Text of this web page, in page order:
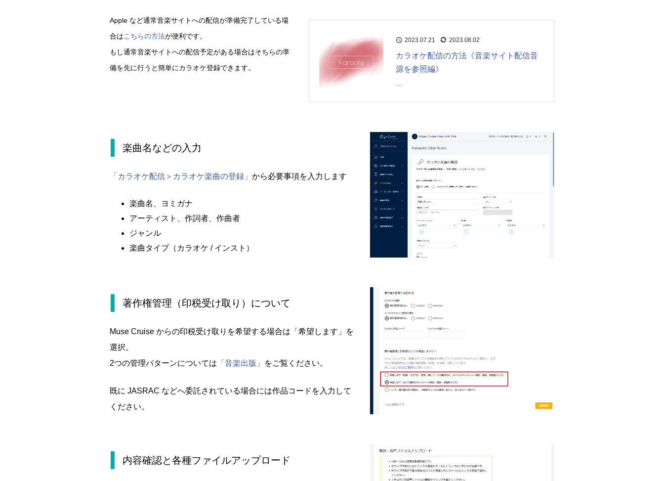
Apple など通常音楽サイトへの配信が準備完了している場
合はこちらの方法が便利です。
もし通常音楽サイトへの配信予定がある場合はそちらの準
備を先に行うと簡単にカラオケ登録できます。
2023.07.21 2023.08.02
カラオケ配信の方法《音楽サイト配信音
源を参照編》
…
楽曲名などの入力
「カラオケ配信＞カラオケ楽曲の登録」 から必要事項を入力します
楽曲名、ヨミガナ
アーティスト、作詞者、作曲者
ジャンル
楽曲タイプ（カラオケ / インスト）
著作権管理（印税受け取り）について
Muse Cruise からの印税受け取りを希望する場合は「希望します」を
選択。
2つの管理パターンについては 「音楽出版」 をご覧ください。
既に JASRAC などへ委託されている場合には作品コードを入力して
ください。
内容確認と各種ファイルアップロード